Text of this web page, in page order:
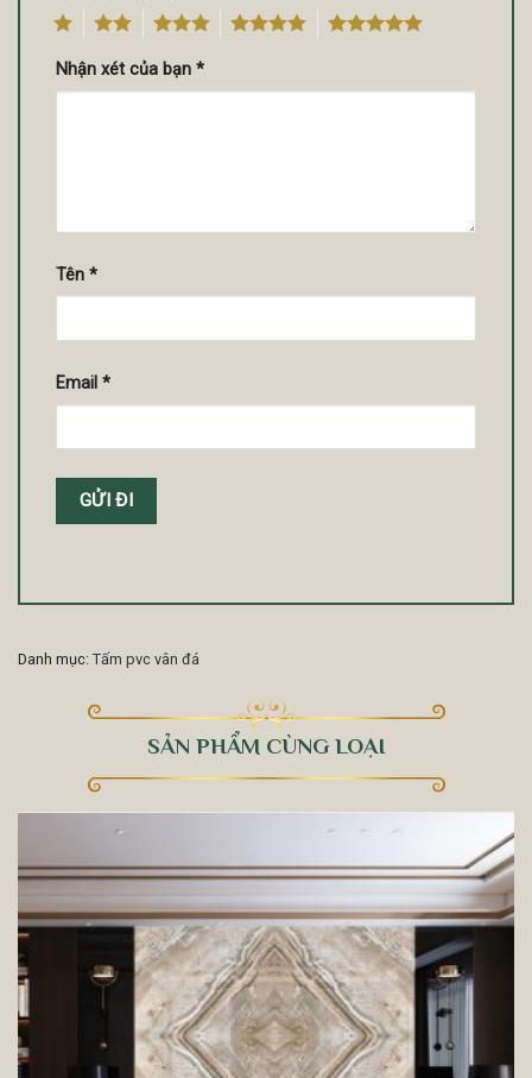
4 5
Nhận xét của bạn *
Tên *
Email *
Danh mục: Tấm pvc vân đá
SẢN PHẨM CÙNG LOẠI